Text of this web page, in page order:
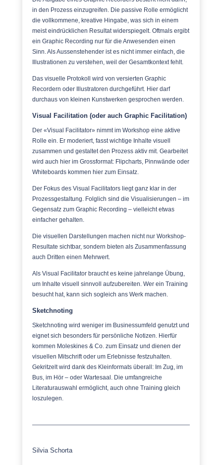
in den Prozess einzugreifen. Die passive Rolle ermöglicht
die vollkommene, kreative Hingabe, was sich in einem
meist eindrücklichen Resultat widerspiegelt. Oftmals ergibt
ein Graphic Recording nur für die Anwesenden einen
Sinn. Als Aussenstehender ist es nicht immer einfach, die
Illustrationen zu verstehen, weil der Gesamtkontext fehlt.
Das visuelle Protokoll wird von versierten Graphic
Recordern oder Illustratoren durchgeführt. Hier darf
durchaus von kleinen Kunstwerken gesprochen werden.
Visual Facilitation (oder auch Graphic Facilitation)
Der «Visual Facilitator» nimmt im Workshop eine aktive
Rolle ein. Er moderiert, fasst wichtige Inhalte visuell
zusammen und gestaltet den Prozess aktiv mit. Gearbeitet
wird auch hier im Grossformat: Flipcharts, Pinnwände oder
Whiteboards kommen hier zum Einsatz.
Der Fokus des Visual Facilitators liegt ganz klar in der
Prozessgestaltung. Folglich sind die Visualisierungen – im
Gegensatz zum Graphic Recording – vielleicht etwas
einfacher gehalten.
Die visuellen Darstellungen machen nicht nur Workshop-
Resultate sichtbar, sondern bieten als Zusammenfassung
auch Dritten einen Mehrwert.
Als Visual Facilitator braucht es keine jahrelange Übung,
um Inhalte visuell sinnvoll aufzubereiten. Wer ein Training
besucht hat, kann sich sogleich ans Werk machen.
Sketchnoting
Sketchnoting wird weniger im Businessumfeld genutzt und
eignet sich besonders für persönliche Notizen. Hierfür
kommen Moleskines & Co. zum Einsatz und dienen der
visuellen Mitschrift oder um Erlebnisse festzuhalten.
Gekritzelt wird dank des Kleinformats überall: Im Zug, im
Bus, im Hör – oder Wartesaal. Die umfangreiche
Literaturauswahl ermöglicht, auch ohne Training gleich
loszulegen.
Silvia Schorta